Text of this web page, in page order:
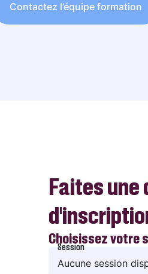
Contactez l’équipe formation
Faites une
Choisissez votre
Session
Session
Aucune session